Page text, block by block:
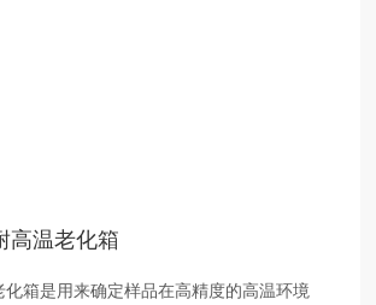
高温老化箱
化箱是用来确定样品在高精度的高温环境